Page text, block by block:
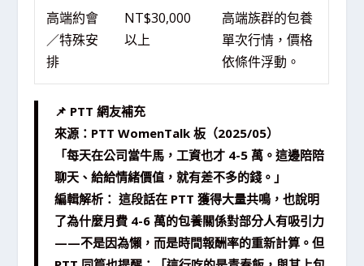
高端約會
／特殊安
排
NT$30,000
以上
高端族群的包養
單次行情，價格
依條件浮動。
📌 PTT 網友補充
來源：PTT WomenTalk 板（2025/05）
「每天在公司當牛馬，工資也才 4-5 萬。這邊陪陪
聊天、給給情緒價值，就有差不多的錢。」
編輯解析： 這段話在 PTT 獲得大量共鳴，也說明
了為什麼月費 4-6 萬的包養關係對部分人有吸引力
——不是因為懶，而是時間報酬率的重新計算。但